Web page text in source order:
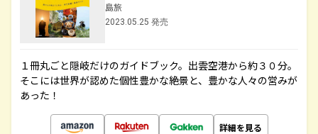
島旅
2023.05.25 発売
１冊丸ごと隠岐だけのガイドブック。出雲空港から約３０分。
そこには世界が認めた個性豊かな絶景と、豊かな人々の営みが
あった！
詳細を見る